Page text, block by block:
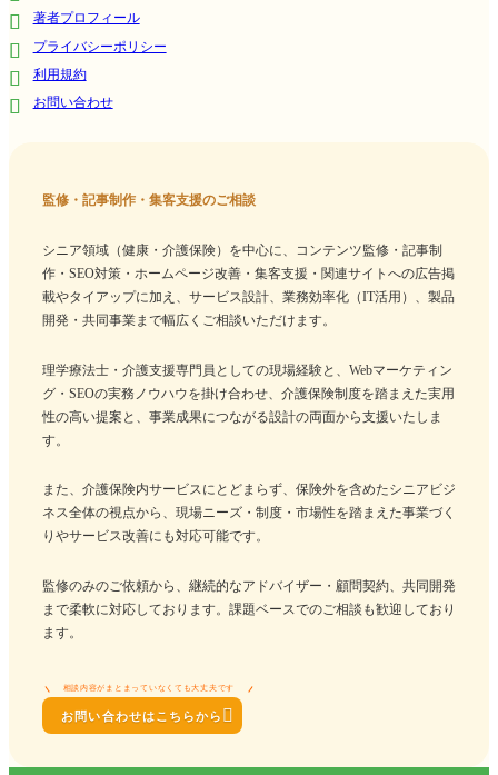
著者プロフィール
プライバシーポリシー
利用規約
お問い合わせ
監修・記事制作・集客支援のご相談
シニア領域（健康・介護保険）を中心に、コンテンツ監修・記事制
作・SEO対策・ホームページ改善・集客支援・関連サイトへの広告掲
載やタイアップに加え、サービス設計、業務効率化（IT活用）、製品
開発・共同事業まで幅広くご相談いただけます。
理学療法士・介護支援専門員としての現場経験と、Webマーケティン
グ・SEOの実務ノウハウを掛け合わせ、介護保険制度を踏まえた実用
性の高い提案と、事業成果につながる設計の両面から支援いたしま
す。
また、介護保険内サービスにとどまらず、保険外を含めたシニアビジ
ネス全体の視点から、現場ニーズ・制度・市場性を踏まえた事業づく
りやサービス改善にも対応可能です。
監修のみのご依頼から、継続的なアドバイザー・顧問契約、共同開発
まで柔軟に対応しております。課題ベースでのご相談も歓迎しており
ます。
相談内容がまとまっていなくても大丈夫です
お問い合わせはこちらから 